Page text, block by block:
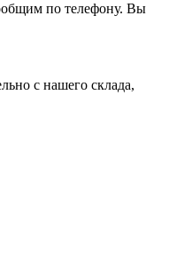
по телефону. Вы
с нашего склада,